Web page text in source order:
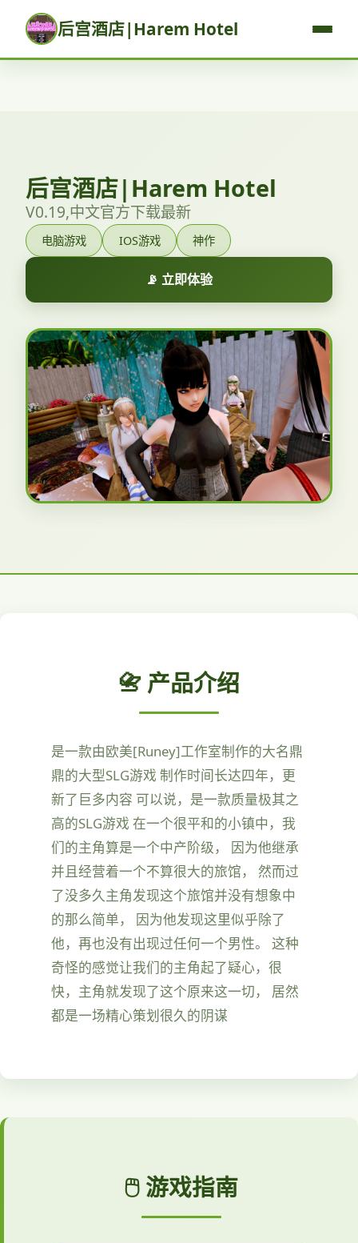
后宫酒店|Harem Hotel
后宫酒店|Harem Hotel
V0.19,中文官方下载最新
电脑游戏 IOS游戏 神作
📡 立即体验
📇 产品介绍
是一款由欧美[Runey]工作室制作的大名鼎
鼎的大型SLG游戏 制作时间长达四年，更
新了巨多内容 可以说，是一款质量极其之
高的SLG游戏 在一个很平和的小镇中，我
们的主角算是一个中产阶级， 因为他继承
并且经营着一个不算很大的旅馆， 然而过
了没多久主角发现这个旅馆并没有想象中
的那么简单， 因为他发现这里似乎除了
他，再也没有出现过任何一个男性。 这种
奇怪的感觉让我们的主角起了疑心，很
快，主角就发现了这个原来这一切， 居然
都是一场精心策划很久的阴谋
🖱️ 游戏指南